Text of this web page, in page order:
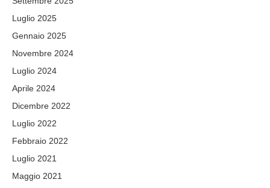
Luglio 2025
Gennaio 2025
Novembre 2024
Luglio 2024
Aprile 2024
Dicembre 2022
Luglio 2022
Febbraio 2022
Luglio 2021
Maggio 2021